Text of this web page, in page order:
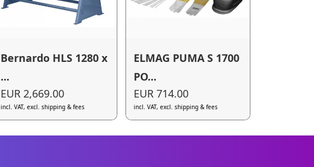
Bernardo HLS 1280 x
...
EUR 2,669.00
incl. VAT, excl. shipping & fees
ELMAG PUMA S 1700
PO...
EUR 714.00
incl. VAT, excl. shipping & fees